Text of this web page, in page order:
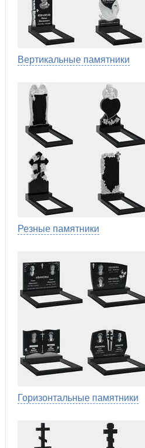
Вертикальные памятники
Резные памятники
Горизонтальные памятники